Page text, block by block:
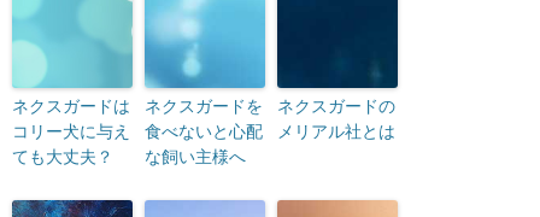
ネクスガードは
コリー犬に与え
ても大丈夫？
ネクスガードを
食べないと心配
な飼い主様へ
ネクスガードの
メリアル社とは